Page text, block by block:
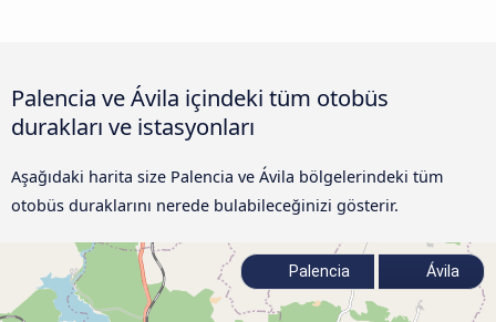
Palencia ve Ávila‎ içindeki tüm otobüs
durakları ve istasyonları
Aşağıdaki harita size Palencia ve Ávila‎ bölgelerindeki tüm
otobüs duraklarını nerede bulabileceğinizi gösterir.
Palencia Ávila‎